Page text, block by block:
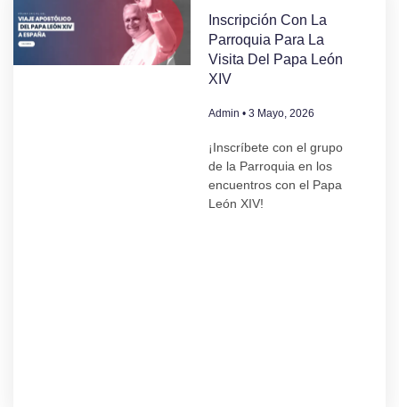
Inscripción Con La
Parroquia Para La
Visita Del Papa León
XIV
Admin 3 Mayo, 2026
¡Inscríbete con el grupo
de la Parroquia en los
encuentros con el Papa
León XIV!